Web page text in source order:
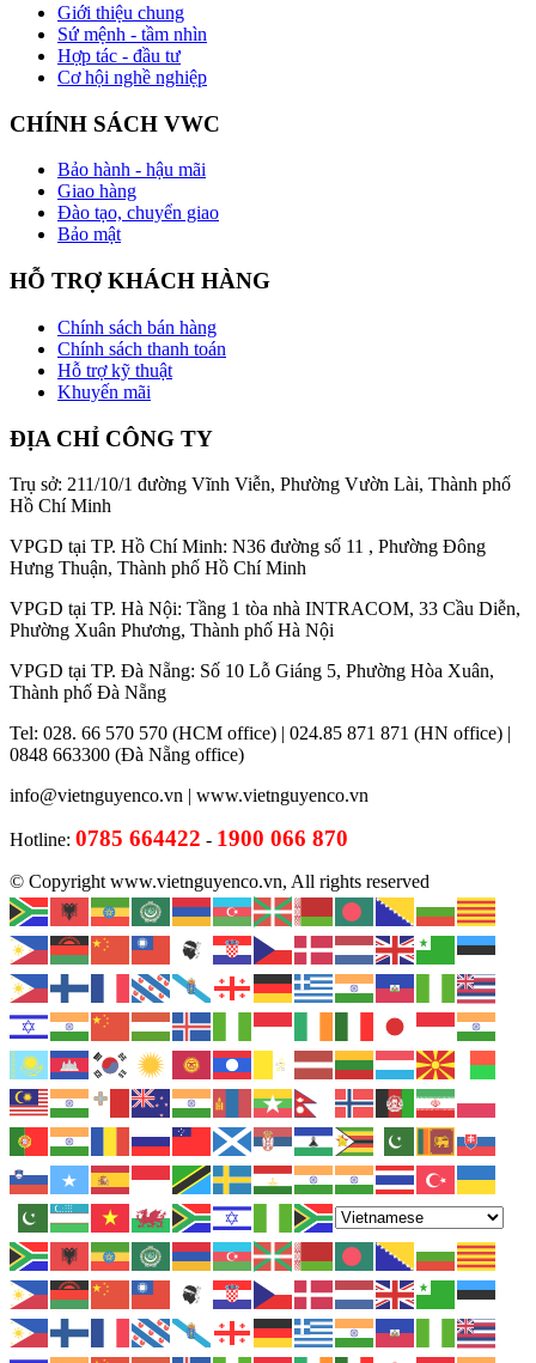
Giới thiệu chung
Sứ mệnh - tầm nhìn
Hợp tác - đầu tư
Cơ hội nghề nghiệp
CHÍNH SÁCH VWC
Bảo hành - hậu mãi
Giao hàng
Đào tạo, chuyển giao
Bảo mật
HỖ TRỢ KHÁCH HÀNG
Chính sách bán hàng
Chính sách thanh toán
Hỗ trợ kỹ thuật
Khuyến mãi
ĐỊA CHỈ CÔNG TY
Trụ sở: 211/10/1 đường Vĩnh Viễn, Phường Vườn Lài, Thành phố
Hồ Chí Minh
VPGD tại TP. Hồ Chí Minh: N36 đường số 11 , Phường Đông
Hưng Thuận, Thành phố Hồ Chí Minh
VPGD tại TP. Hà Nội: Tầng 1 tòa nhà INTRACOM, 33 Cầu Diễn,
Phường Xuân Phương, Thành phố Hà Nội
VPGD tại TP. Đà Nẵng: Số 10 Lỗ Giáng 5, Phường Hòa Xuân,
Thành phố Đà Nẵng
Tel: 028. 66 570 570 (HCM office) | 024.85 871 871 (HN office) |
0848 663300 (Đà Nẵng office)
info@vietnguyenco.vn | www.vietnguyenco.vn
Hotline: 0785 664422 - 1900 066 870
© Copyright www.vietnguyenco.vn, All rights reserved